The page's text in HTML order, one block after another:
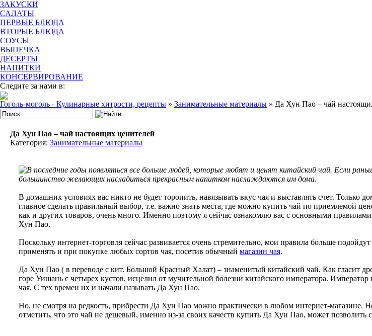
ЗАКУСКИ
САЛАТЫ
ПЕРВЫЕ БЛЮДА
ВТОРЫЕ БЛЮДА
СОУСЫ
ВЫПЕЧКА
ДЕСЕРТЫ
НАПИТКИ
КОНСЕРВИРОВАНИЕ
Следите за нами в:
Гоголь-моголь - Кулинарные хитрости, рецепты » Занимательные материалы » Да Хун Пао – чай
Да Хун Пао – чай настоящих ценителей
Категория: Занимательные материалы
В последние годы появляться все больше людей, которые любят и ценят китайский чай. Если
большинство желающих насладиться прекрасным напитком наслаждаются им дома.
В домашних условиях вас никто не будет торопить, навязывать вкус чая и выставлять счет.
главное сделать правильный выбор, т.е. важно знать места, где можно купить чай по приемлемой
как и других товаров, очень много. Именно поэтому я сейчас ознакомлю вас с основными
Хун Пао.
Поскольку интернет-торговля сейчас развивается очень стремительно, мои правила больше
применять и при покупке любых сортов чая, посетив обычный магазин чая.
Да Хун Пао ( в переводе с кит. Большой Красный Халат) – знаменитый китайский чай. Как гласит
горе Уишань с четырех кустов, исцелил от мучительной болезни китайского императора.
чая. С тех времен их и начали называть Да Хун Пао.
Но, не смотря на редкость, прибрести Да Хун Пао можно практически в любом интернет-
отметить, что это чай не дешевый, именно из-за своих качеств купить Да Хун Пао, может позволить